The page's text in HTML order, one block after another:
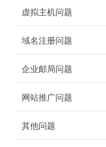
虚拟主机问题
域名注册问题
企业邮局问题
网站推广问题
其他问题